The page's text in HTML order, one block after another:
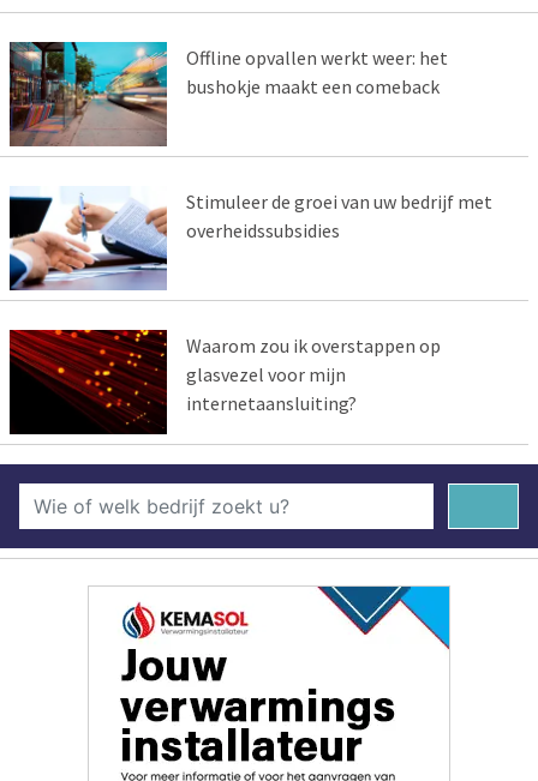
Offline opvallen werkt weer: het
bushokje maakt een comeback
Stimuleer de groei van uw bedrijf met
overheidssubsidies
Waarom zou ik overstappen op
glasvezel voor mijn
internetaansluiting?